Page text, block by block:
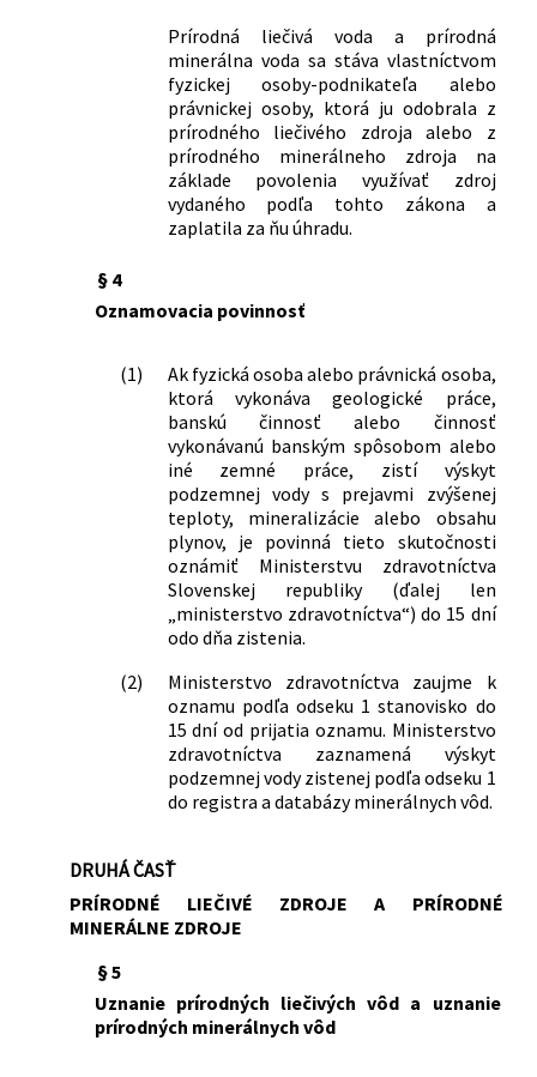
Slovenskej republiky, ktorou sa
ustanovujú ochranné pásma prírodných
liečivých zdrojov v Bardejove a druhy
zakázaných činností v ochranných
pásmach prírodných liečivých zdrojov v
Bardejove
Vyhláška Ministerstva zdravotníctva
Slovenskej republiky, ktorou sa mení
ktorou sa ustanovujú ochranné pásma
prírodných liečivých zdrojov a
Martine a druhy zakázaných činností v
ochranných pásmach prírodných
liečivých zdrojov a prírodných
minerálnych zdrojov v Martine v znení
vyhlášky č. 265/2018 Z. z.
Vyhláška Ministerstva zdravotníctva
Slovenskej republiky, ktorou sa mení
vyhláška Ministerstva zdravotníctva
Slovenskej republiky č. 114/2019 Z. z.,
ktorou sa ustanovujú ochranné pásma
prírodných minerálnych zdrojov s
označením vrt LH-2A, vrt LH-3, vrt LH-
4 a vrt LH-5 v Legnave a druhy
zakázaných činností v ochranných
pásmach prírodných minerálnych
zdrojov s označením vrt LH-2A, vrt LH-
3, vrt LH-4 a vrt LH-5 v Legnave
liečivých zdrojov v Piešťanoch a druhy
zakázaných činností v ochranných
227/2020 Z. z.
Vyhláška Ministerstva zdravotníctva
Slovenskej republiky, ktorou sa mení
Prírodná liečivá voda a prírodná
minerálna voda sa stáva vlastníctvom
fyzickej osoby-podnikateľa alebo
právnickej osoby, ktorá ju odobrala z
prírodného liečivého zdroja alebo z
prírodného minerálneho zdroja na
základe povolenia využívať zdroj
vydaného podľa tohto zákona a
zaplatila za ňu úhradu.
§ 4
Oznamovacia povinnosť
(1)
Ak fyzická osoba alebo právnická osoba,
ktorá vykonáva geologické práce,
banskú činnosť alebo činnosť
vykonávanú banským spôsobom alebo
iné zemné práce, zistí výskyt
podzemnej vody s prejavmi zvýšenej
teploty, mineralizácie alebo obsahu
plynov, je povinná tieto skutočnosti
oznámiť Ministerstvu zdravotníctva
Slovenskej republiky (ďalej len
„ministerstvo zdravotníctva“) do 15 dní
odo dňa zistenia.
(2)
Ministerstvo zdravotníctva zaujme k
oznamu podľa odseku 1 stanovisko do
15 dní od prijatia oznamu. Ministerstvo
zdravotníctva zaznamená výskyt
podzemnej vody zistenej podľa odseku 1
do registra a databázy minerálnych vôd.
DRUHÁ ČASŤ
PRÍRODNÉ LIEČIVÉ ZDROJE A PRÍRODNÉ
MINERÁLNE ZDROJE
§ 5
Uznanie prírodných liečivých vôd a uznanie
prírodných minerálnych vôd